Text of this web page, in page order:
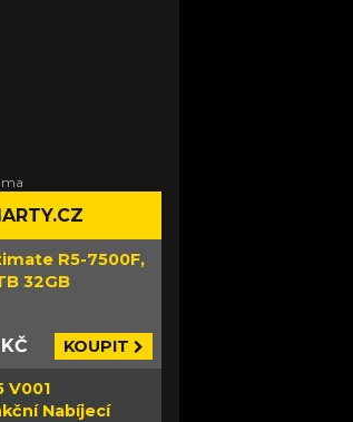
R5-7500F,
32GB
KOUPIT
V001
Nabíjecí